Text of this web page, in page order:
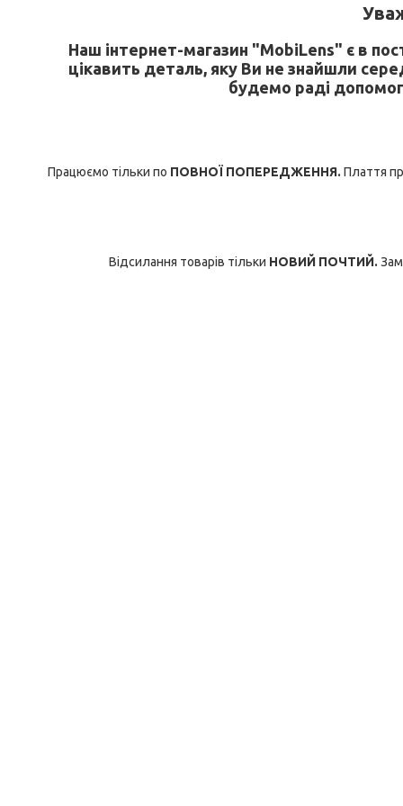
У
Наш інтернет-магазин "MobiLens" є в
цікавить деталь, яку Ви не знайшли
будемо раді
Працюємо тільки по ПОВНОЇ ПОПЕРЕДЖЕННЯ. Плаття
Відсилання товарів тільки НОВИЙ ПОЧТИЙ.